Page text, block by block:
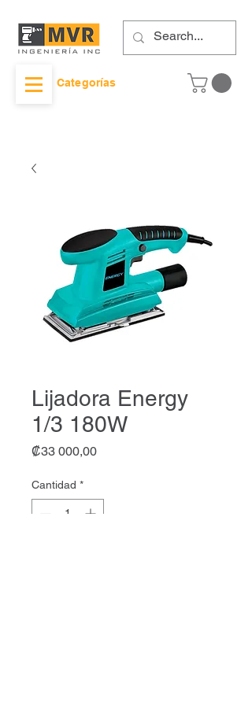
Categorías
Lijadora Energy
1/3 180W
₡33 000,00Precio
Cantidad *